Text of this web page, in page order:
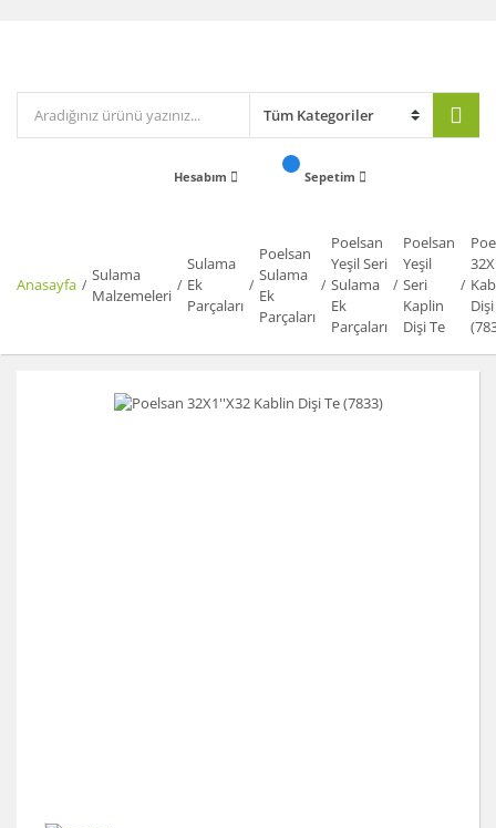
Hesabım Sepetim
Anasayfa
Sulama
Malzemeleri
Sulama
Ek
Parçaları
Poelsan
Sulama
Ek
Parçaları
Poelsan
Yeşil Seri
Sulama
Ek
Parçaları
Poelsan
Yeşil
Seri
Kaplin
Dişi Te